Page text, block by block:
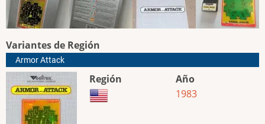
Variantes de Región
Armor Attack
Región
Año
1983